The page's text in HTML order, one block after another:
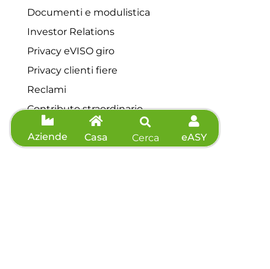
Aziende Casa Cerca eASY
Documenti e modulistica
Investor Relations
Privacy eVISO giro
Privacy clienti fiere
Reclami
Contributo straordinario
Servizio di tutela della vulnerabilità